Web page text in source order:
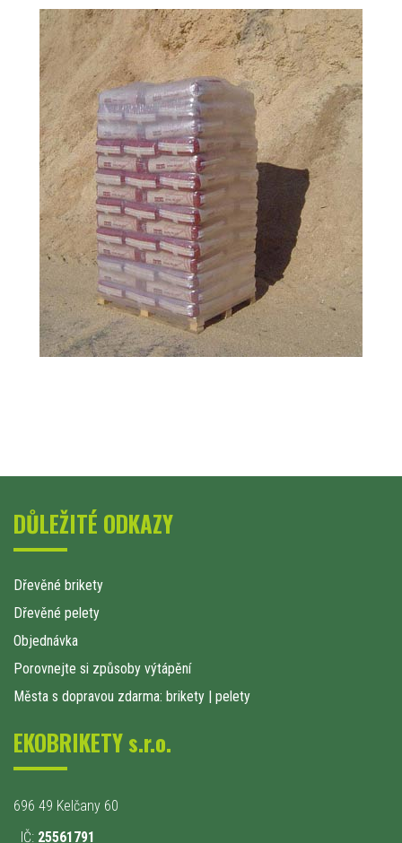
DŮLEŽITÉ ODKAZY
Dřevěné brikety
Dřevěné pelety
Objednávka
Porovnejte si způsoby výtápění
Města s dopravou zdarma: brikety | pelety
EKOBRIKETY s.r.o.
696 49 Kelčany 60
IČ: 25561791